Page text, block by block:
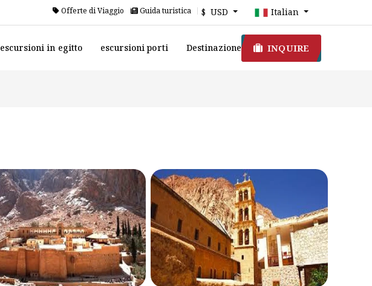
Offerte di Viaggio Guida turistica $ USD Italian
escursioni in egitto escursioni porti Destinazione INQUIRE